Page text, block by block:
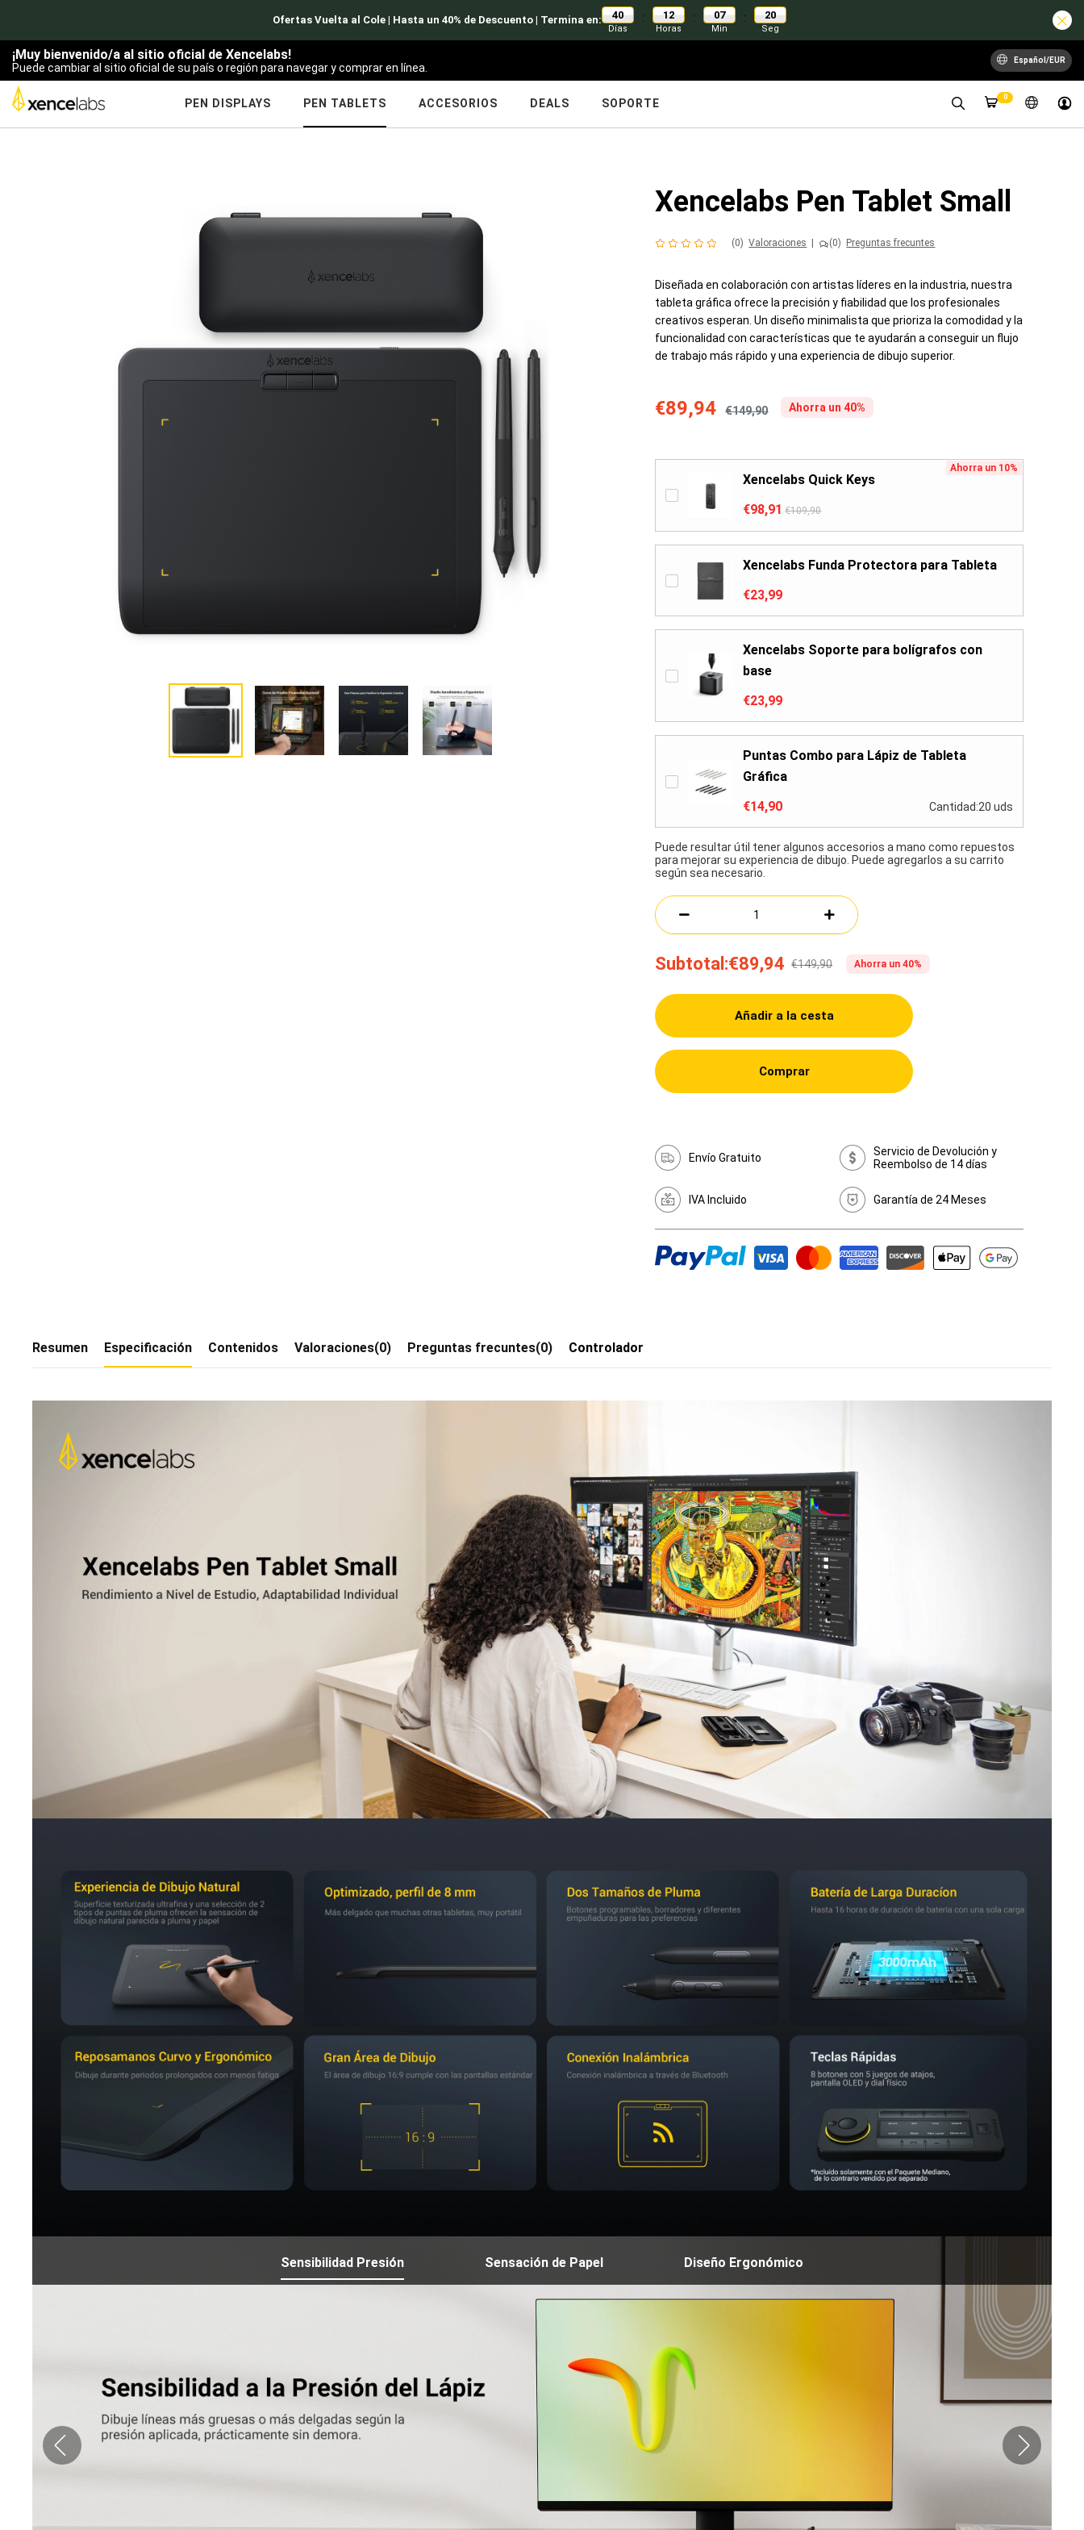
Ofertas Vuelta al Cole | Hasta un 40% de Descuento | Termina en: 40
Días
: 12
Horas
: 07
Min
: 19
Seg
¡Muy bienvenido/a al sitio oficial de Xencelabs!
Puede cambiar al sitio oficial de su país o región para navegar y comprar en línea.
Español/EUR
PEN DISPLAYS PEN TABLETS ACCESORIOS DEALS SOPORTE 0
Xencelabs Pen Tablet Small
(0)Valoraciones (0) Preguntas frecuntes
Diseñada en colaboración con artistas líderes en la industria, nuestra
tableta gráfica ofrece la precisión y fiabilidad que los profesionales
creativos esperan. Un diseño minimalista que prioriza la comodidad y la
funcionalidad con características que te ayudarán a conseguir un flujo
de trabajo más rápido y una experiencia de dibujo superior.
€89,94 €149,90 Ahorra un 40%
Ahorra un 10%
Xencelabs Quick Keys
€98,91 €109,90
Xencelabs Funda Protectora para Tableta
€23,99
Xencelabs Soporte para bolígrafos con
base
€23,99
Puntas Combo para Lápiz de Tableta
Gráfica
€14,90
Cantidad:20 uds
Puede resultar útil tener algunos accesorios a mano como repuestos
para mejorar su experiencia de dibujo. Puede agregarlos a su carrito
según sea necesario.
Subtotal:€89,94 €149,90 Ahorra un 40%
Añadir a la cesta
Comprar
Envío Gratuito
Servicio de Devolución y
Reembolso de 14 días
IVA Incluido Garantía de 24 Meses
Resumen Especificación Contenidos Valoraciones(0) Preguntas frecuntes(0) Controlador
Sensibilidad Presión Sensación de Papel Diseño Ergonómico